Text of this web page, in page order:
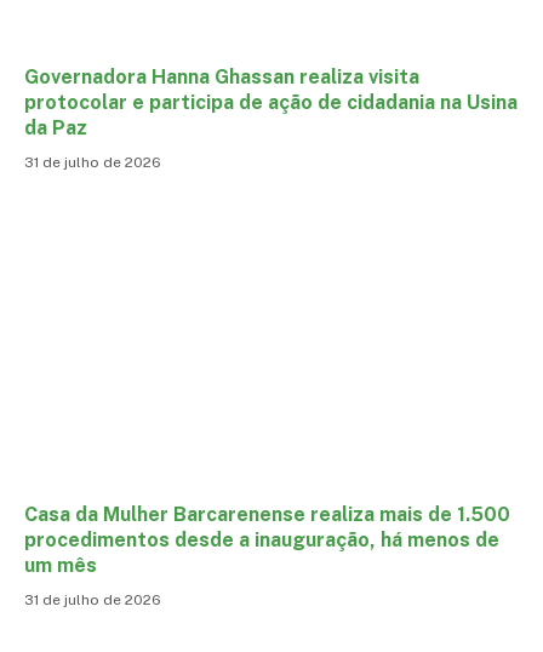
Governadora Hanna Ghassan realiza visita
protocolar e participa de ação de cidadania na Usina
da Paz
31 de julho de 2026
Casa da Mulher Barcarenense realiza mais de 1.500
procedimentos desde a inauguração, há menos de
um mês
31 de julho de 2026